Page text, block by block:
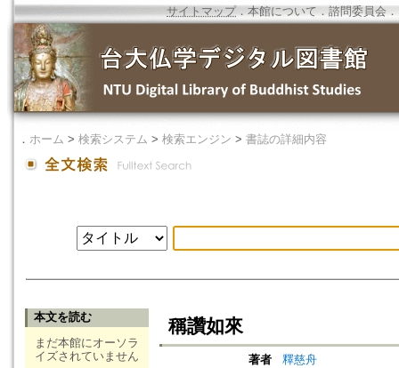
サイトマップ．本館について ． 諮問委員会 ．
． ホーム > 検索システム > 検索エンジン > 書誌の詳細内容
本文を読む
まだ本館にオーソラ
イズされていません
稱讚如來
著者
釋慈舟